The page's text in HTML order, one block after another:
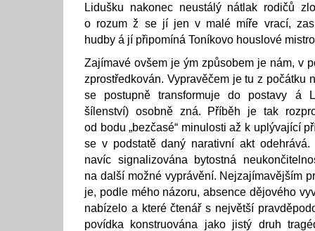
Lidušku nakonec neustálý nátlak rodičů
o rozum ž se jí jen v malé míře vrací,
hudby á jí připomíná Toníkovo houslové
Zajímavé ovšem je ým způsobem je nám, v
zprostředkován. Vypravěčem je tu z počátku
se postupně transformuje do postavy á
šílenství) osobně zná. Příběh je tak
od bodu „bezčasé“ minulosti až k uplývající
se v podstatě daný narativní akt
navíc signalizována bytostná
na další možné vyprávění. Nejzajímavějším
je, podle mého názoru, absence dějového
nabízelo a které čtenář s největší
povídka konstruována jako jistý druh